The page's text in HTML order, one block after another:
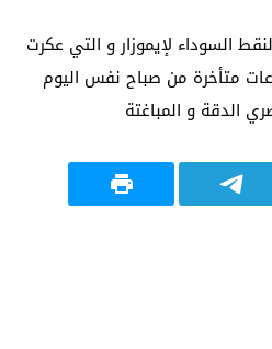
السوداء لإيموزار و التي عكرت
متأخرة من صباح نفس اليوم
الدقة و المباغتة